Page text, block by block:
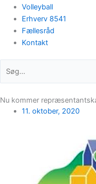
Volleyball
Erhverv 8541
Fællesråd
Kontakt
Nu kommer
11. oktober, 2020